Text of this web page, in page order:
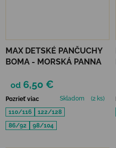
MAX DETSKÉ PANČUCHY
BOMA - MORSKÁ PANNA
od 6,50 €
Pozrieť viac Skladom
(2 ks)
110/116
122/128
86/92
98/104